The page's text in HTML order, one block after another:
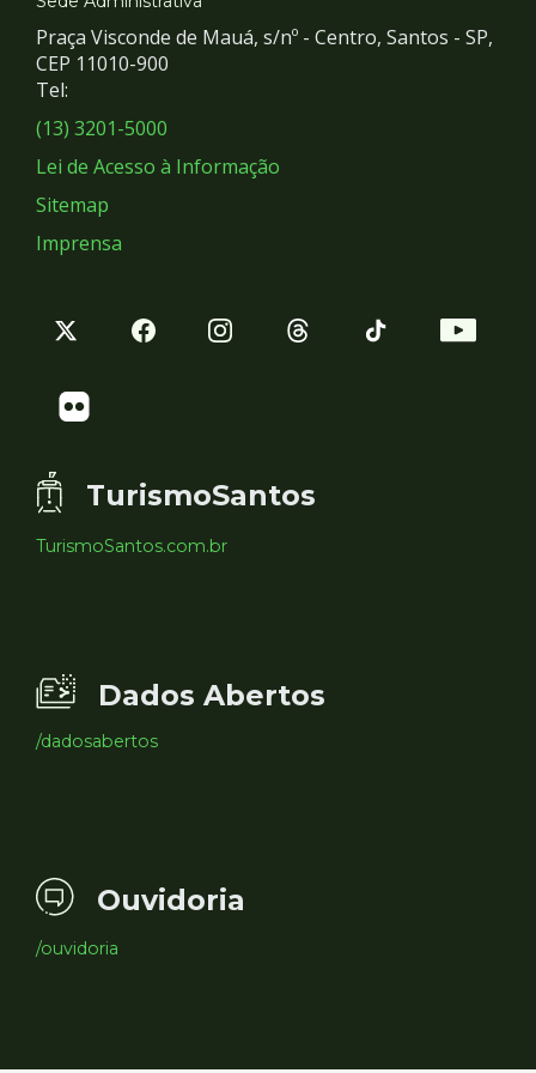
e
Redes
Sociais
Praça Visconde de Mauá, s/nº - Centro, Santos - SP,
CEP 11010-900
Tel:
(13) 3201-5000
Lei de Acesso à Informação
Sitemap
Imprensa
TurismoSantos
TurismoSantos.com.br
Dados Abertos
/dadosabertos
Ouvidoria
/ouvidoria